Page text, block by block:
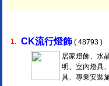
1.
CK流行燈飾 ( 48793 )
居家燈飾、水
明、室內燈具
具、專業安裝